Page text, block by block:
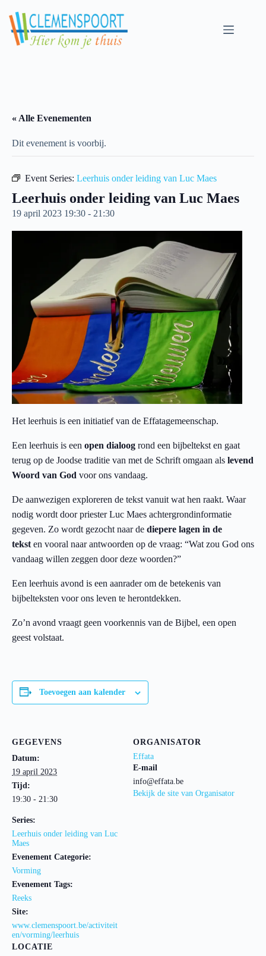
content
« Alle Evenementen
Dit evenement is voorbij.
Event Series: Leerhuis onder leiding van Luc Maes
Leerhuis onder leiding van Luc Maes
19 april 2023 19:30 - 21:30
Het leerhuis is een initiatief van de Effatagemeenschap.
Een leerhuis is een open dialoog rond een bijbeltekst en gaat
terug op de Joodse traditie van met de Schrift omgaan als levend
Woord van God voor ons vandaag.
De aanwezigen exploreren de tekst vanuit wat hen raakt. Waar
nodig wordt door priester Luc Maes achtergrondinformatie
gegeven. Zo wordt gezocht naar de diepere lagen in de
tekst en vooral naar antwoorden op de vraag: “Wat zou God ons
vandaag willen zeggen door deze woorden?”
Een leerhuis avond is een aanrader om de betekenis van
bijbelteksten voor ons leven te herontdekken.
Zo’n avond vraagt geen voorkennis van de Bijbel, een open
geest volstaat.
Toevoegen aan kalender
GEGEVENS
Datum:
19 april 2023
Tijd:
19:30 - 21:30
Series:
Leerhuis onder leiding van Luc
Maes
Evenement Categorie:
Vorming
Evenement Tags:
Reeks
Site:
www.clemenspoort.be/activiteit
en/vorming/leerhuis
LOCATIE
ORGANISATOR
Effata
E-mail
info@effata.be
Bekijk de site van Organisator